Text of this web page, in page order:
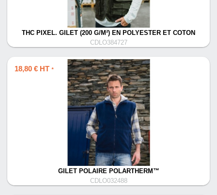
THC PIXEL. GILET (200 G/M²) EN POLYESTER ET COTON
CDLO384727
18,80 € HT *
GILET POLAIRE POLARTHERM™
CDLO032488